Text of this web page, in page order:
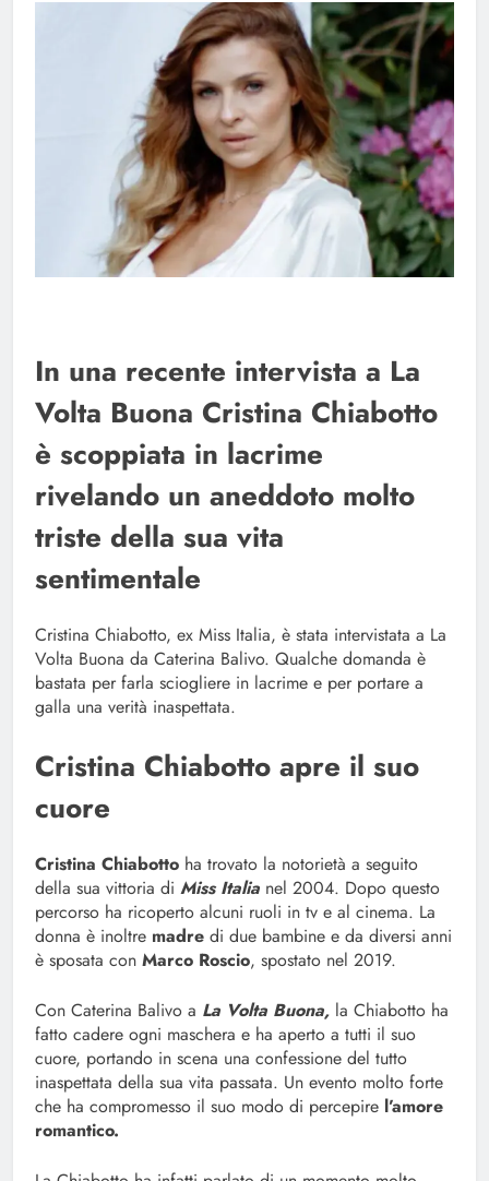
In una recente intervista a La
Volta Buona Cristina Chiabotto
è scoppiata in lacrime
rivelando un aneddoto molto
triste della sua vita
sentimentale
Cristina Chiabotto, ex Miss Italia, è stata intervistata a La
Volta Buona da Caterina Balivo. Qualche domanda è
bastata per farla sciogliere in lacrime e per portare a
galla una verità inaspettata.
Cristina Chiabotto apre il suo
cuore
Cristina Chiabotto ha trovato la notorietà a seguito
della sua vittoria di Miss Italia nel 2004. Dopo questo
percorso ha ricoperto alcuni ruoli in tv e al cinema. La
donna è inoltre madre di due bambine e da diversi anni
è sposata con Marco Roscio, spostato nel 2019.
Con Caterina Balivo a La Volta Buona, la Chiabotto ha
fatto cadere ogni maschera e ha aperto a tutti il suo
cuore, portando in scena una confessione del tutto
inaspettata della sua vita passata. Un evento molto forte
che ha compromesso il suo modo di percepire l’amore
romantico.